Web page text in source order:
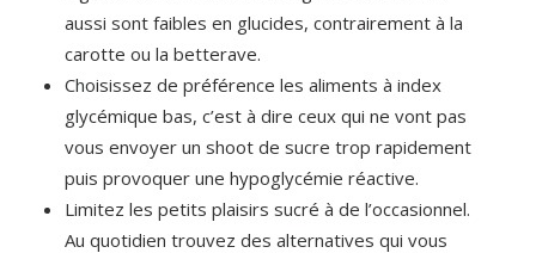
aussi sont faibles en glucides, contrairement à la
carotte ou la betterave.
Choisissez de préférence les aliments à index
glycémique bas, c’est à dire ceux qui ne vont pas
vous envoyer un shoot de sucre trop rapidement
puis provoquer une hypoglycémie réactive.
Limitez les petits plaisirs sucré à de l’occasionnel.
Au quotidien trouvez des alternatives qui vous